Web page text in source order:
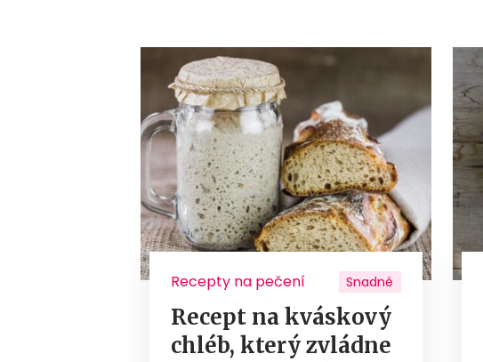
Recepty na pečení Snadné
Recept na kváskový
chléb, který zvládne